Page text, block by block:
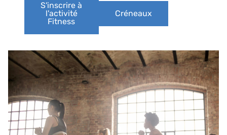
S'inscrire à
l'activité
Fitness
Créneaux